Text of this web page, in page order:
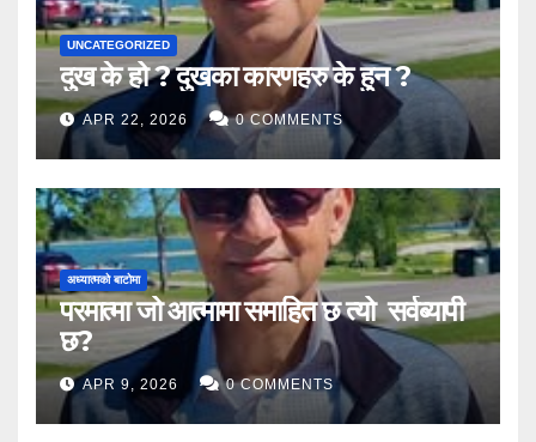
UNCATEGORIZED
दुख के हो ? दुखका कारणहरु के हुन ?
APR 22, 2026 0 COMMENTS
अध्यात्मको बाटोमा
परमात्मा जो आत्मामा समाहित छ त्यो सर्वब्यापी
छ?
APR 9, 2026 0 COMMENTS